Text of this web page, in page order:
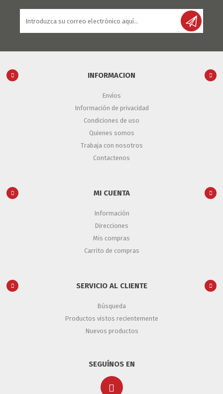
INFORMACION
Envíos
Información de privacidad
Condiciones de uso
Quienes somos
Trabaja con nosotros
Contactenos
MI CUENTA
Información
Direcciones
Mis compras
Carrito de compras
SERVICIO AL CLIENTE
Búsqueda
Productos vistos recientemente
Nuevos productos
SEGUÍNOS EN